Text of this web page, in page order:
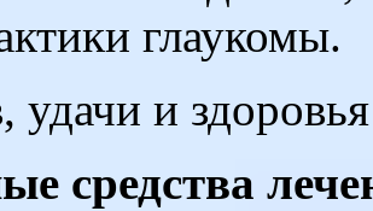
глаукомы.
удачи и
средства